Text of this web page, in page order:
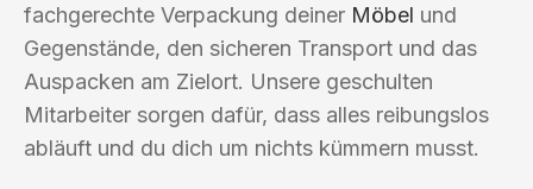
fachgerechte Verpackung deiner Möbel und
Gegenstände, den sicheren Transport und das
Auspacken am Zielort. Unsere geschulten
Mitarbeiter sorgen dafür, dass alles reibungslos
abläuft und du dich um nichts kümmern musst.